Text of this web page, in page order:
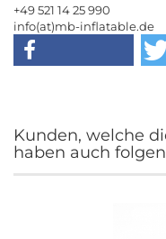
+49 521 14 25 990
info(at)mb-inflatable.de
Kunden, welche
haben auch